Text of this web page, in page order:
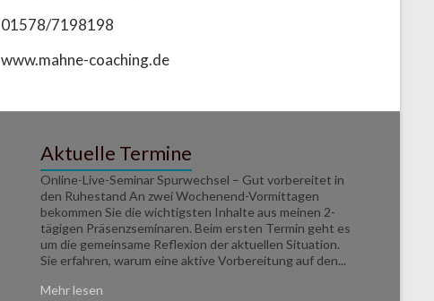
01578/7198198
www.mahne-coaching.de
Aktuelle Termine
Online-Live-Seminar Spurwechsel – Gut vorbereitet in
den Ruhestand An zwei Wochenend-Vormittagen
bekommen Sie die wichtigsten Inhalte aus meinen 2-
tägigen Präsenzseminaren. Beim ersten Termin geht es
um die gemeinsame Reflexion der aktuellen Situation.
Sie erfahren, warum eine aktive Vorbereitung auf den...
Mehr lesen